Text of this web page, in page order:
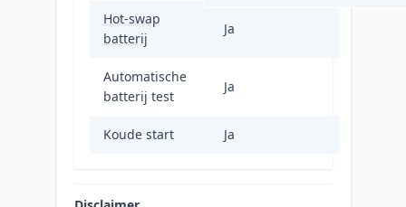
Hot-swap
batterij
Ja
Automatische
batterij test
Ja
Koude start Ja